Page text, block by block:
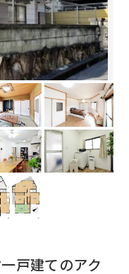
戸建てのアク